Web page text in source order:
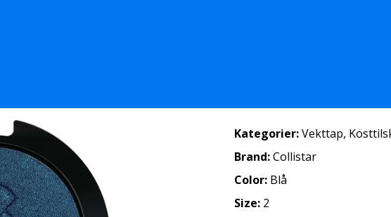
Kategorier:Vekttap,
Brand:Collistar
Color: Blå
Size: 2